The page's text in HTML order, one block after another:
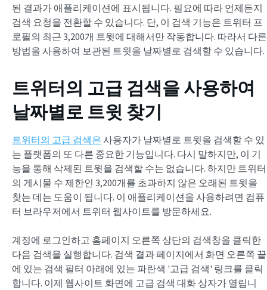
된 결과가 애플리케이션에 표시됩니다. 필요에 따라 언제든지
검색 요청을 전환할 수 있습니다. 단, 이 검색 기능은 트위터 프
로필의 최근 3,200개 트윗에 대해서만 작동합니다. 따라서 다른
방법을 사용하여 보관된 트윗을 날짜별로 검색할 수 있습니다.
트위터의 고급 검색을 사용하여
날짜별로 트윗 찾기
트위터의 고급 검색은 사용자가 날짜별로 트윗을 검색할 수 있
는 플랫폼의 또 다른 중요한 기능입니다. 다시 말하지만, 이 기
능을 통해 삭제된 트윗을 검색할 수는 없습니다. 하지만 트위터
의 게시물 수 제한인 3,200개를 초과하지 않은 오래된 트윗을
찾는 데는 도움이 됩니다. 이 애플리케이션을 사용하려면 컴퓨
터 브라우저에서 트위터 웹사이트를 방문하세요.
계정에 로그인하고 홈페이지 오른쪽 상단의 검색창을 클릭한
다음 검색을 실행합니다. 검색 결과 페이지에서 화면 오른쪽 끝
에 있는 검색 필터 아래에 있는 파란색 '고급 검색' 링크를 클릭
합니다. 이제 웹사이트 화면에 고급 검색 대화 상자가 열립니